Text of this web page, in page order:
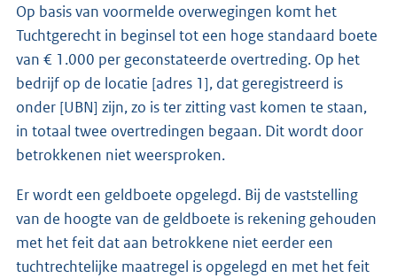
Op basis van voormelde overwegingen komt het
Tuchtgerecht in beginsel tot een hoge standaard boete
van € 1.000 per geconstateerde overtreding. Op het
bedrijf op de locatie [adres 1], dat geregistreerd is
onder [UBN] zijn, zo is ter zitting vast komen te staan,
in totaal twee overtredingen begaan. Dit wordt door
betrokkenen niet weersproken.
Er wordt een geldboete opgelegd. Bij de vaststelling
van de hoogte van de geldboete is rekening gehouden
met het feit dat aan betrokkene niet eerder een
tuchtrechtelijke maatregel is opgelegd en met het feit